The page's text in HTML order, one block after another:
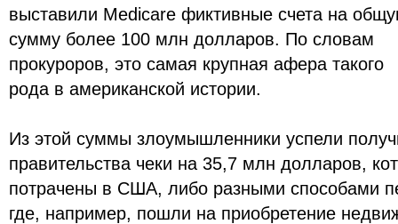
выставили Medicare фиктивные счета на
сумму более 100 млн долларов. По словам
прокуроров, это самая крупная афера такого
рода в американской истории.
Из этой суммы злоумышленники успели
правительства чеки на 35,7 млн долларов,
потрачены в США, либо разными способами
где, например, пошли на приобретение